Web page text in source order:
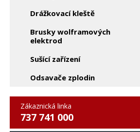
Drážkovací kleště
Brusky wolframových
elektrod
Sušící zařízení
Odsavače zplodin
Zákaznická linka
737 741 000